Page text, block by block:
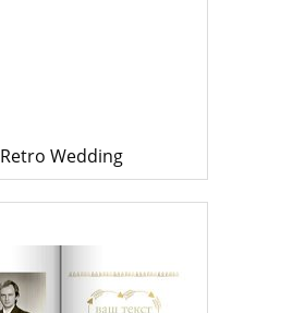
Retro Wedding